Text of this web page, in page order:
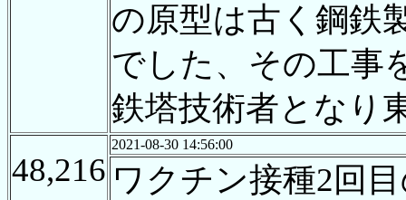
の原型は古く鋼鉄
でした、その工事
鉄塔技術者となり
48,216
2021-08-30 14:56:00
ワクチン接種2回